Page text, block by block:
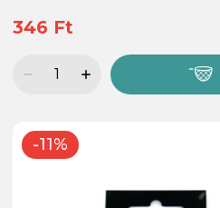
346 Ft
-11%